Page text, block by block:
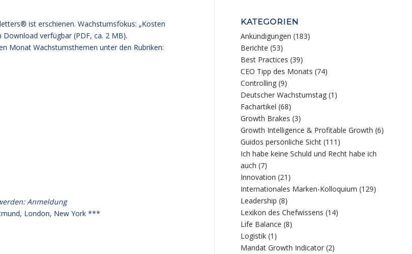
ist erschienen. Wachstumsfokus: „Kosten
Download verfügbar (PDF, ca. 2 MB).
Monat Wachstumsthemen unter den Rubriken:
Anmeldung
London, New York ***
KATEGORIEN
Ankündigungen (183)
Berichte (53)
Best Practices (39)
CEO Tipp des Monats (74)
Controlling (9)
Deutscher Wachstumstag (1)
Fachartikel (68)
Growth Brakes (3)
Growth Intelligence & Profitable Growth (6)
Guidos persönliche Sicht (111)
Ich habe keine Schuld und Recht habe ich
auch (7)
Innovation (21)
Internationales Marken-Kolloquium (129)
Leadership (8)
Lexikon des Chefwissens (14)
Life Balance (8)
Logistik (1)
Mandat Growth Indicator (2)